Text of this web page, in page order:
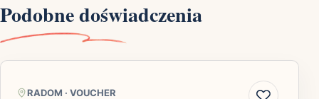
Podobne doświadczenia
RADOM · VOUCHER